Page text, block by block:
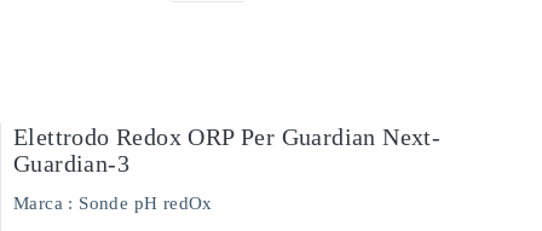
Elettrodo Redox ORP Per Guardian Next-
Guardian-3
Marca : Sonde pH redOx